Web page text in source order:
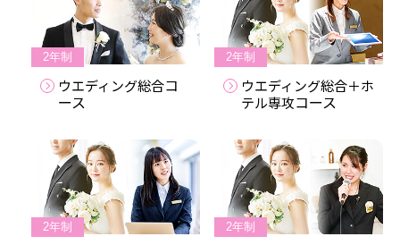
2年制
ウエディング総合コ
ース
2年制
ウエディング総合＋ホ
テル専攻コース
2年制 2年制